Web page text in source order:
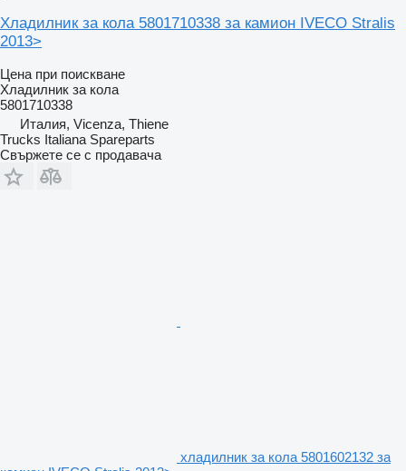
Хладилник за кола 5801710338 за камион IVECO Stralis
2013>
Цена при поискване
Хладилник за кола
5801710338
Италия, Vicenza, Thiene
Trucks Italiana Spareparts
Свържете се с продавача
хладилник за кола 5801602132 за